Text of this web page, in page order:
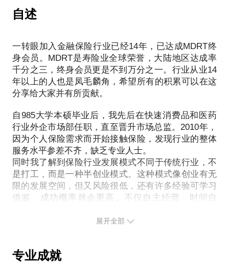
财富，还会在健康、家庭、公益、学习、分享等方面
行家对于在一线工作的心路历程，有丰富的不同层面
的感受和经验可以分享。同时因为带团队，面试过上
千人，可谓阅人无数，对大家的择业也会有更多建
议。她将以自己在这个行业多年的业务和管理经验，
增加相关内容。可以只回答问题，不推荐产品，也可
行家专业认证：
MDRT百万圆桌协会终身会员及COT内阁会员
国家一级理财师（国家认证最高级别）
国际认证财务顾问师
美国注册财务策划师
第一财经《中国百佳理财师》
认证退休养老规划师
多家机构中国区认证讲师及业务总监
将帮助你理清财务状况，清晰自己的财务目标；初步
了解财务规划的理念和不同的金融工具；了解适合自
PS.与行家见面前，请把你的问题更具体化。毕竟一
个多小时的谈话只能指引一个方向或建立一个框架。
请提前整理并发送问题便于提升见面效率。本话题包
括但不仅限于上述几点，可根据具体的需求增加扩充
划、婚姻财富规划、子女成长规划、家庭移民规划、
资产传承规划、税务筹划及各类个性化问题。行家会
根据您的具体情况，与您分析讨论可能需要考虑的财
务规划领域。愿财富让您更幸福！
行家认证：
MDRT百万圆桌协会终身会员COT内阁会员
国家一级理财师（国家认证最高级别）
国际认证财务顾问师
埃孚欧法商学院认证财富管家
美国注册财策师
第一财经 中国百佳理财师
我该宽容还是严厉，对错重要还是感受重要？
怎么激发团队的销售热情？
针对上述问题，行家能为你提供有效的见解与建议：
如何建立高效的销售团队？
销售团队管理的重点？
团队领袖需要具备的核心素质？
团队管理的实务有效提升业绩的方法？
本话题包括但不仅限于上述几点，行家会根据现场的
需求增加扩充相关内容。行家分享的是方法论，授人
自述
一转眼加入金融保险行业已经14年，已达成MDRT终
身会员。MDRT是寿险业全球荣誉，大陆地区达成率
千分之三，终身会员更是不到万分之一。行业从业14
年以上的人也是凤毛麟角，希望所有的积累可以在这
分享给大家并有所贡献。
自985大学本硕毕业后，我先后在快速消费品和医药
行业外企市场部任职，直至晋升市场总监。2010年，
因为个人保险需求而开始接触保险，发现行业的整体
服务水平参差不齐，缺乏专业人士。
同时我了解到保险行业发展模式不同于传统行业，不
是打工，而是一种半创业模式。这种模式像创业有无
限的发展空间，但又风险很低，还有许多经验可学习
借鉴，成功概率就会更高。不仅自主经营，时间自
想职业的要求。虽然这有点冒险，但经过缜密的调研
展开全部
专业成就